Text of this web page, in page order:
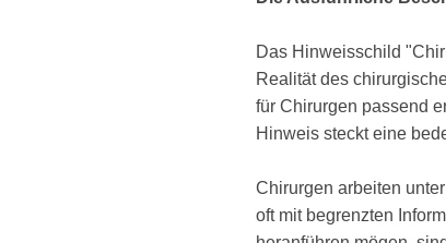
Das Hinweisschild
Realität des
für Chirurgen passend
Hinweis steckt eine
Chirurgen arbeiten
oft mit begrenzten